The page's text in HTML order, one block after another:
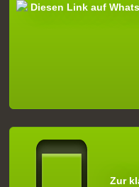
Diesen Link auf
Zur